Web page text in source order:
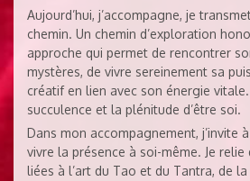
Aujourd’hui, j’accompagne, je
chemin. Un chemin d’exploration
approche qui permet de rencontrer
mystères, de vivre sereinement sa
créatif en lien avec son énergie
succulence et la plénitude d’être soi.
Dans mon accompagnement, j’invite
vivre la présence à soi-même. Je relie
liées à l’art du Tao et du Tantra, de